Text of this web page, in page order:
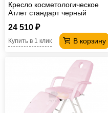
Кресло косметологическое
Атлет стандарт черный
24 510 ₽
В корзину
Купить в 1 клик